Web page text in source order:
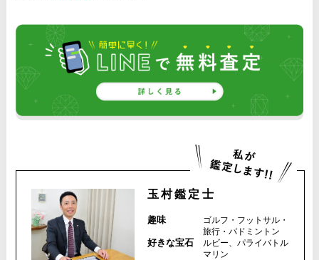
玉村鑑定士
趣味
ゴルフ・フットサル・
旅行・バドミントン
好きな宝石
ルビー、パライバトル
マリン